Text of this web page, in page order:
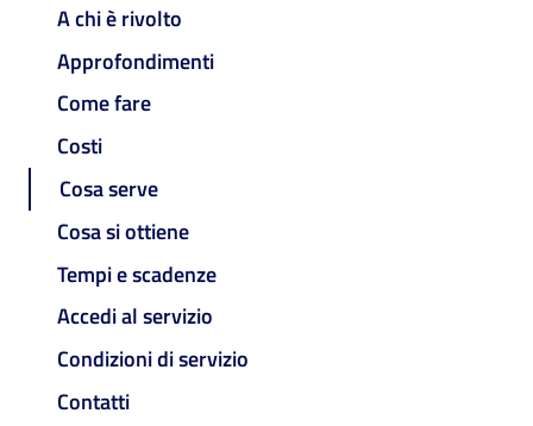
A chi è rivolto
Approfondimenti
Come fare
Costi
Cosa serve
Cosa si ottiene
Tempi e scadenze
Accedi al servizio
Condizioni di servizio
Contatti